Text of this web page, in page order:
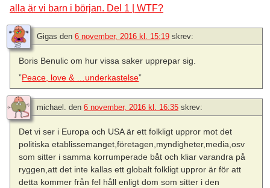
alla är vi barn i början. Del 1 | WTF?
Gigas den 6 november, 2016 kl. 15:19 skrev:
Boris Benulic om hur vissa saker upprepar sig.
”Peace, love & …underkastelse”
michael. den 6 november, 2016 kl. 16:35 skrev:
Det vi ser i Europa och USA är ett folkligt uppror mot det
politiska etablissemanget,företagen,myndigheter,media,osv
som sitter i samma korrumperade båt och kliar varandra på
ryggen,att det inte kallas ett globalt folkligt uppror är för att
detta kommer från fel håll enligt dom som sitter i den